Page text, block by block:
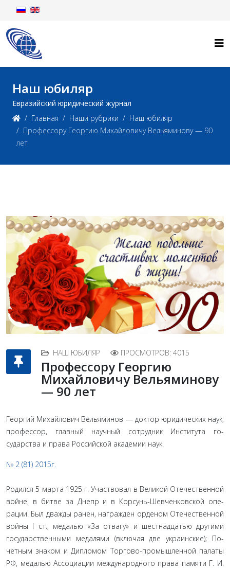
Наш юбиляр
Евразийский юридический журнал
Главная
Наши рубрики
Наш юбиляр
Профессору Георгию Михайловичу Вельяминову — 90
лет
НАШ ЮБИЛЯР ПРОСМОТРОВ: 4015
Профессору Георгию
Михайловичу Вельяминову
— 90 лет
Георгий Михайлович Вельяминов — доктор юридических наук,
профессор, главный научный сотрудник Института го­
сударства и права Российской академии наук.
№ 2 (81) 2015г.
Родился 5 марта 1925 г. Участвовал в Великой Отечествен­ной
войне, в битве за Днепр и в Корсунь-Шевченковской опе­
рации. Был дважды ранен, награжден орденом Отечественной
войны I ст., медалью «За отвагу» и шестнадцатью другими
государственными медалями (включая две украинские); По­
четным знаком и Дипломом Торгово-промышленной палаты
РФ, медалью Ассоциации международного права памяти Г. И.